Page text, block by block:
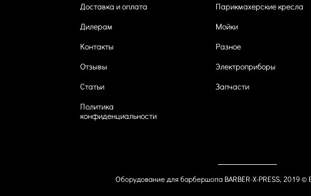
Доставка и оплата
Дилерам
Контакты
Отзывы
Статьи
Политика
конфиденциальности
Парикмахерские кресла
Мойки
Разное
Электроприборы
Запчасти
Оборудование для барбершопа BARBER-X-PRESS, 2019